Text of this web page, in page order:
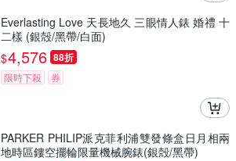
Everlasting Love 天長地久 三眼情人錶 婚禮 十
二樣 (銀殻/黑帶/白面)
$4,576 88折
限時下殺 券
PARKER PHILIP派克菲利浦雙發條盒日月相兩
地時區鏤空擺輪限量機械腕錶(銀殻/黑帶)